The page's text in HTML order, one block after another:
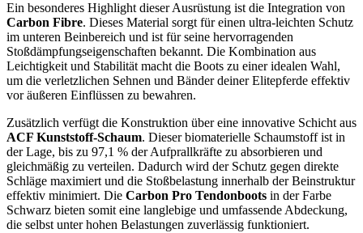
Ein besonderes Highlight dieser Ausrüstung ist die Integration von
Carbon Fibre. Dieses Material sorgt für einen ultra-leichten Schutz
im unteren Beinbereich und ist für seine hervorragenden
Stoßdämpfungseigenschaften bekannt. Die Kombination aus
Leichtigkeit und Stabilität macht die Boots zu einer idealen Wahl,
um die verletzlichen Sehnen und Bänder deiner Elitepferde effektiv
vor äußeren Einflüssen zu bewahren.
Zusätzlich verfügt die Konstruktion über eine innovative Schicht aus
ACF Kunststoff-Schaum. Dieser biomaterielle Schaumstoff ist in
der Lage, bis zu 97,1 % der Aufprallkräfte zu absorbieren und
gleichmäßig zu verteilen. Dadurch wird der Schutz gegen direkte
Schläge maximiert und die Stoßbelastung innerhalb der Beinstruktur
effektiv minimiert. Die Carbon Pro Tendonboots in der Farbe
Schwarz bieten somit eine langlebige und umfassende Abdeckung,
die selbst unter hohen Belastungen zuverlässig funktioniert.